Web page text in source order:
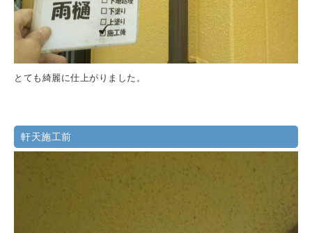
とても綺麗に仕上がりました。
軒天施工前